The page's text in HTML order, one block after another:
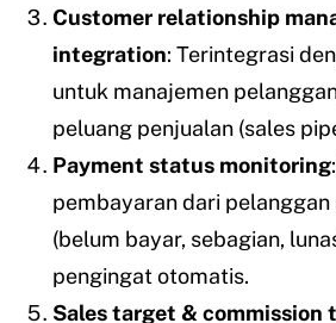
Customer relationship
integration: Terintegrasi
untuk manajemen
peluang penjualan (sales
Payment status monitoring
pembayaran dari
(belum bayar, sebagian,
pengingat otomatis.
Sales target & commission